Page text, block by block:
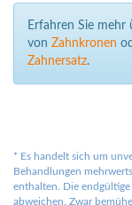
Erfahren Sie mehr
von Zahnkronen
Zahnersatz.
* Es handelt sich um
Behandlungen
enthalten. Die
abweichen. Zwar